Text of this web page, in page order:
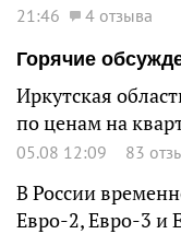
21:46
4 отзыва
Горячие
Иркутская
по ценам на
05.08 12:09 83
В России
Евро-2, Евро-3 и